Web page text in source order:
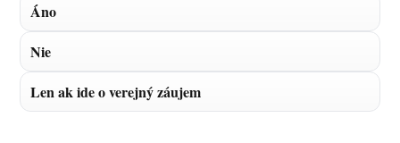
Áno
Nie
Len ak ide o verejný záujem